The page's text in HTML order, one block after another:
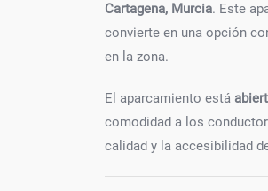
Cartagena, Murcia. Este
convierte en una opción
en la zona.
El aparcamiento está
comodidad a los
calidad y la accesibilidad